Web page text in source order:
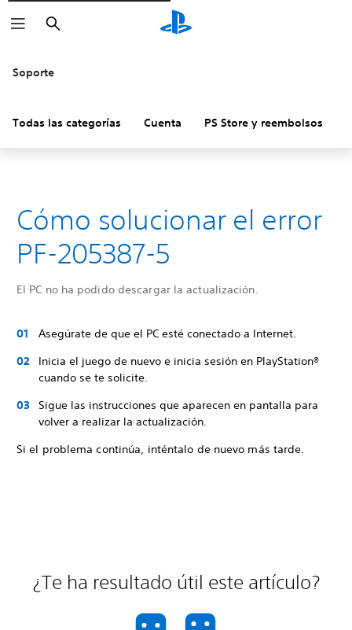
Buscar
Soporte
Todas las categorías Cuenta PS Store y reembolsos
Cómo solucionar el error
PF-205387-5
El PC no ha podido descargar la actualización.
Asegúrate de que el PC esté conectado a Internet.
Inicia el juego de nuevo e inicia sesión en PlayStation®
cuando se te solicite.
Sigue las instrucciones que aparecen en pantalla para
volver a realizar la actualización.
Si el problema continúa, inténtalo de nuevo más tarde.
¿Te ha resultado útil este artículo?